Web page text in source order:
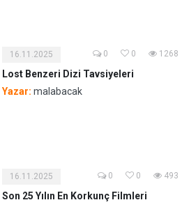
16.11.2025 0 0 1268
Lost Benzeri Dizi Tavsiyeleri
Yazar: malabacak
16.11.2025 0 0 493
Son 25 Yılın En Korkunç Filmleri